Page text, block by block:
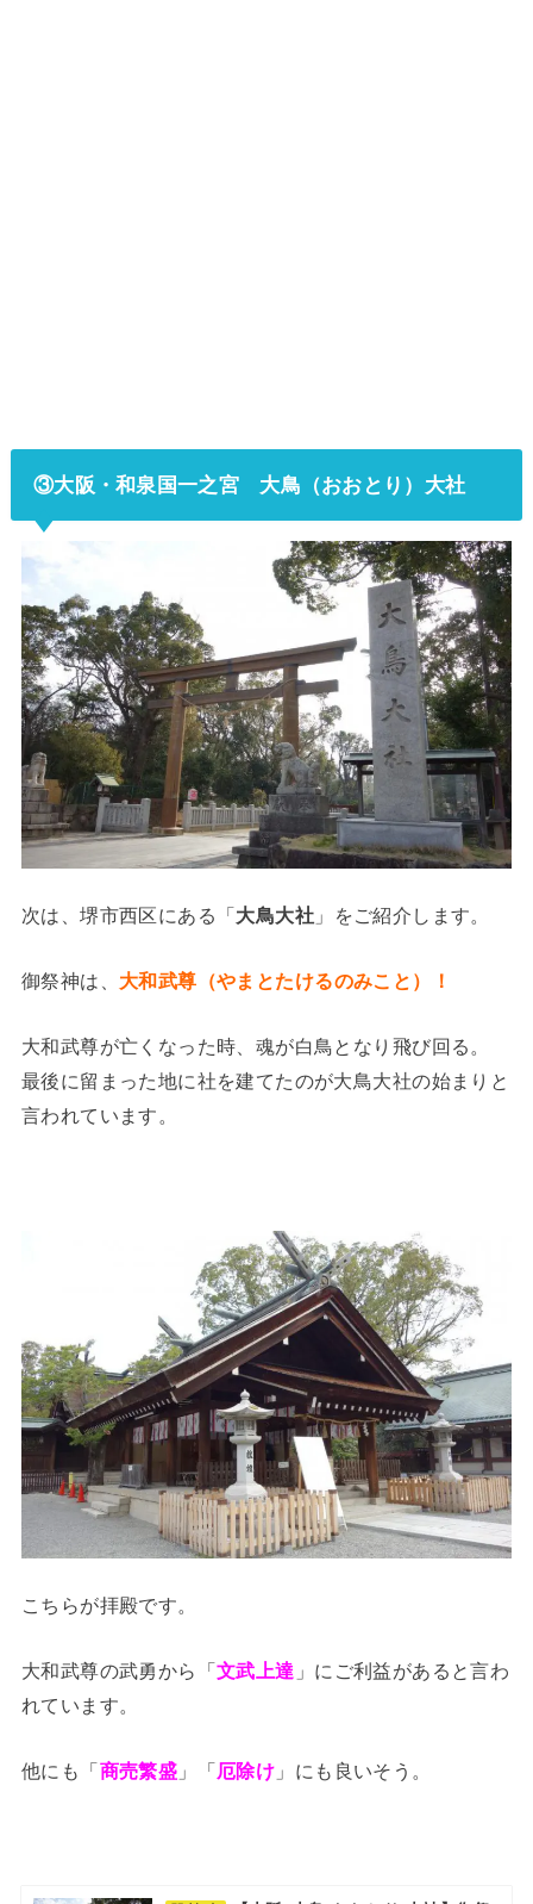
③大阪・和泉国一之宮 大鳥（おおとり）大社
次は、堺市西区にある「大鳥大社 」をご紹介します。
御祭神は、 大和武尊（やまとたけるのみこと）！
大和武尊が亡くなった時、魂が白鳥となり飛び回る。
最後に留まった地に社を建てたのが大鳥大社の始まりと
言われています。
こちらが拝殿です。
大和武尊の武勇から「文武上達 」にご利益があると言わ
れています。
他にも「商売繁盛 」「厄除け 」にも良いそう。